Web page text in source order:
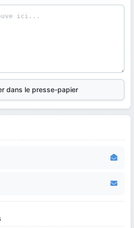
dans le presse-papier